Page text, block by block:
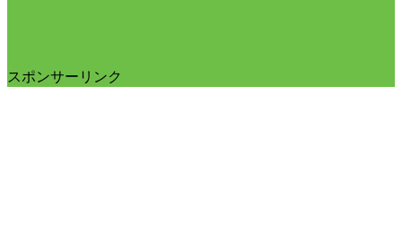
スポンサーリンク